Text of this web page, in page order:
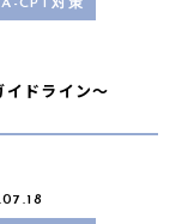
CPT対策
ドライン〜